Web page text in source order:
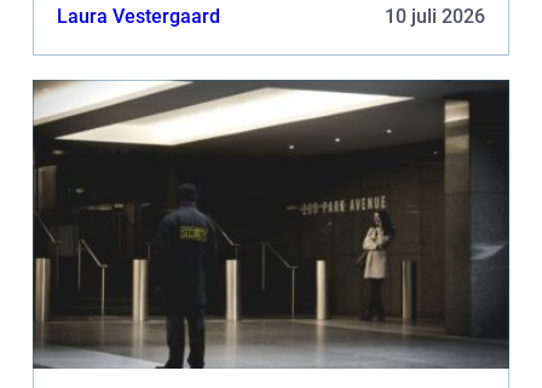
Laura Vestergaard 10 juli 2026